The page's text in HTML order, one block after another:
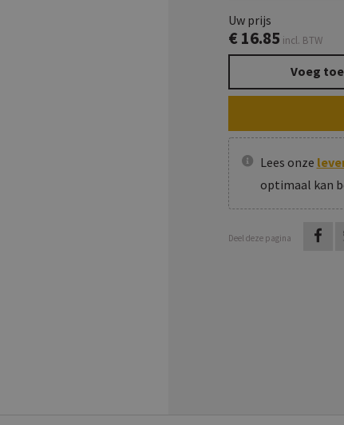
Uw prijs
€ 16.85 incl. BTW
Voeg
Lees onze
optimaal kan
Deel deze pagina